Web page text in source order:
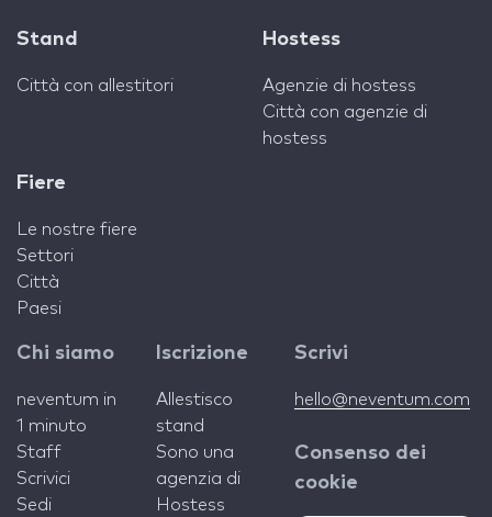
Stand
Città con allestitori
Hostess
Agenzie di hostess
Città con agenzie di
hostess
Fiere
Le nostre fiere
Settori
Città
Paesi
Chi siamo
neventum in
1 minuto
Staff
Scrivici
Sedi
Iscrizione
Allestisco
stand
Sono una
agenzia di
Hostess
Scrivi
hello@neventum.com
Consenso dei
cookie